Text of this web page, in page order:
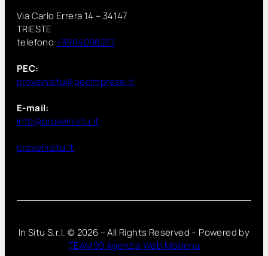
Via Carlo Errera 14 – 34147
TRIESTE
telefono +3904098277
PEC:
proveinsitu@pecimprese.it
E-mail:
info@proveinsitu.it
proveinsitu.it
In Situ S.r.l. ©2026 – All Rights Reserved – Powered by
TEAM99 Agenzia Web Modena